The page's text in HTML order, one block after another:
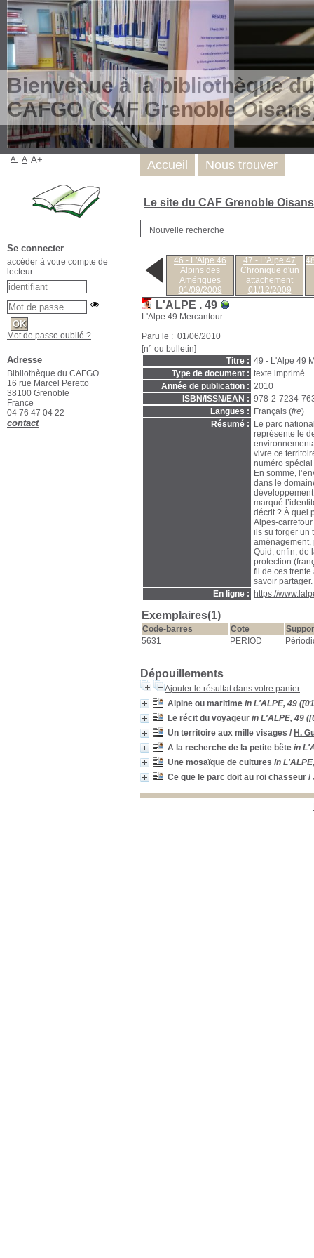
Bienvenue à la bibliothèque du
CAFGO (CAF Grenoble
Le site du CAF Grenoble
Nouvelle recherche
46 - L'Alpe 46
Alpins des
Amériques
01/09/2009
47 - L'Alpe 47
Chronique d'un
attachement
01/12/2009
L'ALPE . 49
L'Alpe 49 Mercantour
Paru le : 01/06/2010
[n° ou bulletin]
Titre : 49 - L'Alpe 49
Type de document : texte imprimé
Année de publication : 2010
ISBN/ISSN/EAN : 978-2-7234-
Langues :
Français (fre)
Résumé :
Le parc
représente le
vivre ce
numéro
En somme,
dans le
marqué
décrit ? À quel
Alpes-
ils su forger un
aménagement,
Quid, enfin, de
protection
fil de ces trente
savoir partager.
En ligne :
https://
Exemplaires(1)
Code-barres Cote
5631
PERIOD
Dépouillements
Ajouter le résultat dans votre panier
Alpine ou maritime in L'ALPE, 49
Le récit du voyageur in L'ALPE, 49
Un territoire aux mille visages / H.
A la recherche de la petite bête in
Une mosaïque de cultures in
Ce que le parc doit au roi chasseur /
Accueil Nous trouver
A- A A+
Se connecter
accéder à votre compte de
lecteur
Mot de passe oublié ?
Adresse
Bibliothèque du CAFGO
16 rue Marcel Peretto
38100 Grenoble
France
04 76 47 04 22
contact